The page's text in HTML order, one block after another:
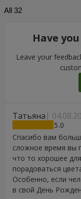
All 32
Татьяна
5
Спасибо вам
сложное время вы
что то хорошее
порадоваться
Особенно, если
в свой День
Have
Leave your